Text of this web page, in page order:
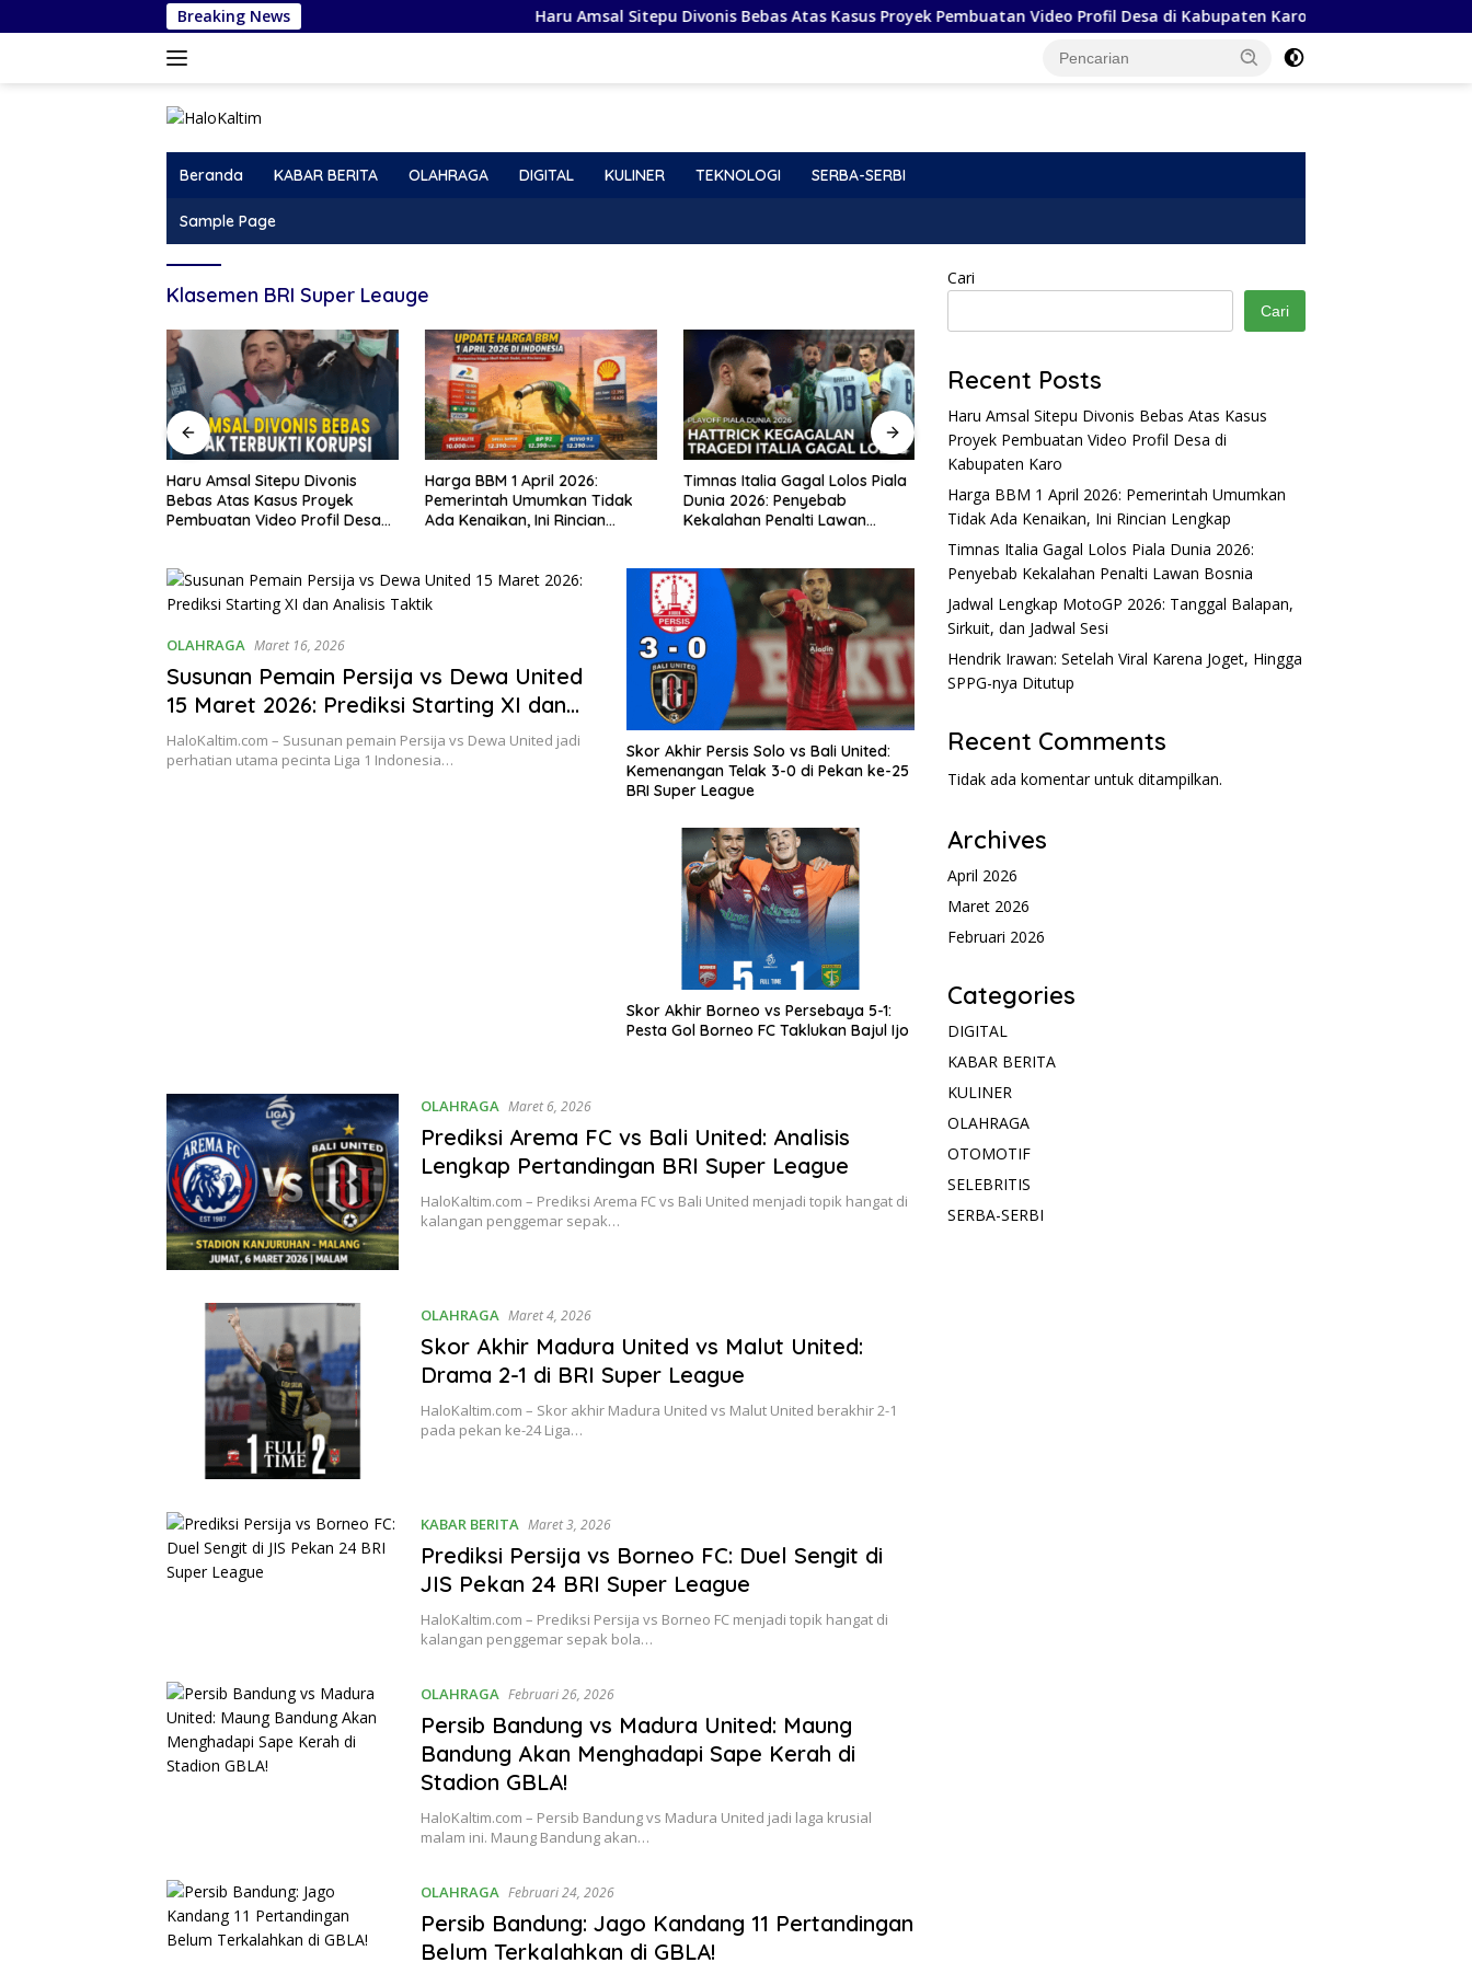
ke
Breaking News Haru Amsal Sitepu Divonis Bebas Atas Kasus Proyek Pembuatan Video Profil Desa di Kabupaten Karo
Beranda KABAR BERITA OLAHRAGA DIGITAL KULINER TEKNOLOGI SERBA-SERBI
Sample Page
Klasemen BRI Super Leauge
Haru Amsal Sitepu Divonis
Bebas Atas Kasus Proyek
Pembuatan Video Profil Desa
Harga BBM 1 April 2026:
Pemerintah Umumkan Tidak
Ada Kenaikan, Ini Rincian
Timnas Italia Gagal Lolos Piala
Dunia 2026: Penyebab
Kekalahan Penalti Lawan
Jadwal Lengkap MotoGP 2026:
Tanggal Balapan, Sirkuit, dan
Jadwal Sesi
Hendrik Irawan: Setelah Viral
Karena Joget, Hingga SPPG-
nya Ditutup
OLAHRAGA Maret 16, 2026
Susunan Pemain Persija vs Dewa United
15 Maret 2026: Prediksi Starting XI dan
Analisis Taktik
HaloKaltim.com – Susunan pemain Persija vs Dewa United jadi
perhatian utama pecinta Liga 1 Indonesia…
Skor Akhir Persis Solo vs Bali United:
Kemenangan Telak 3-0 di Pekan ke-25
BRI Super League
Skor Akhir Borneo vs Persebaya 5-1:
Pesta Gol Borneo FC Taklukan Bajul Ijo
OLAHRAGA Maret 6, 2026
Prediksi Arema FC vs Bali United: Analisis
Lengkap Pertandingan BRI Super League
HaloKaltim.com – Prediksi Arema FC vs Bali United menjadi topik hangat di
kalangan penggemar sepak…
OLAHRAGA Maret 4, 2026
Skor Akhir Madura United vs Malut United:
Drama 2-1 di BRI Super League
HaloKaltim.com – Skor akhir Madura United vs Malut United berakhir 2-1
pada pekan ke-24 Liga…
KABAR BERITA Maret 3, 2026
Prediksi Persija vs Borneo FC: Duel Sengit di
JIS Pekan 24 BRI Super League
HaloKaltim.com – Prediksi Persija vs Borneo FC menjadi topik hangat di
kalangan penggemar sepak bola…
OLAHRAGA Februari 26, 2026
Persib Bandung vs Madura United: Maung
Bandung Akan Menghadapi Sape Kerah di
Stadion GBLA!
HaloKaltim.com – Persib Bandung vs Madura United jadi laga krusial
malam ini. Maung Bandung akan…
OLAHRAGA Februari 24, 2026
Persib Bandung: Jago Kandang 11 Pertandingan
Belum Terkalahkan di GBLA!
Cari
Cari
Recent Posts
Haru Amsal Sitepu Divonis Bebas Atas Kasus
Proyek Pembuatan Video Profil Desa di
Kabupaten Karo
Harga BBM 1 April 2026: Pemerintah Umumkan
Tidak Ada Kenaikan, Ini Rincian Lengkap
Timnas Italia Gagal Lolos Piala Dunia 2026:
Penyebab Kekalahan Penalti Lawan Bosnia
Jadwal Lengkap MotoGP 2026: Tanggal Balapan,
Sirkuit, dan Jadwal Sesi
Hendrik Irawan: Setelah Viral Karena Joget, Hingga
SPPG-nya Ditutup
Recent Comments
Tidak ada komentar untuk ditampilkan.
Archives
April 2026
Maret 2026
Februari 2026
Categories
DIGITAL
KABAR BERITA
KULINER
OLAHRAGA
OTOMOTIF
SELEBRITIS
SERBA-SERBI